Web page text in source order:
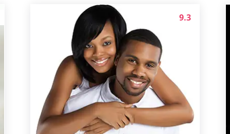
9.3